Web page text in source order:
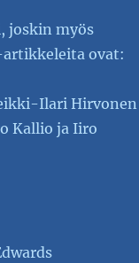
joskin myös
artikkeleita ovat:
Ilari Hirvonen
Kallio ja Iiro